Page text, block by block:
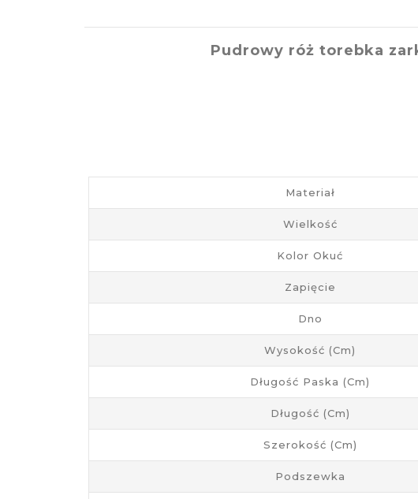
Pudrowy róż torebka
Materiał
Wielkość
Kolor Okuć
Zapięcie
Dno
Wysokość (cm)
Długość Paska (cm)
Długość (cm)
Szerokość (cm)
Podszewka